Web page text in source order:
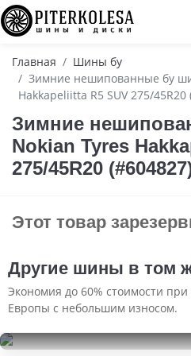
Главная
Шины бу
Зимние нешипованные бу
Hakkapeliitta R5 SUV 275/45R20
Зимние
Nokian Tyres
275/45R20
Этот товар
Другие шины в том
Экономия до 60% стоимости
Европы с небольшим износом.